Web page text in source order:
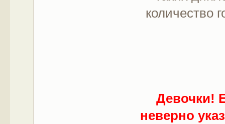
количество
Девочки!
неверно